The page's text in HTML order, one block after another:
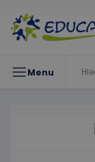
Menu